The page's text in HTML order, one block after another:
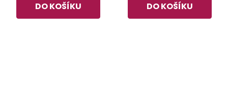
DO KOŠÍKU DO KOŠÍKU